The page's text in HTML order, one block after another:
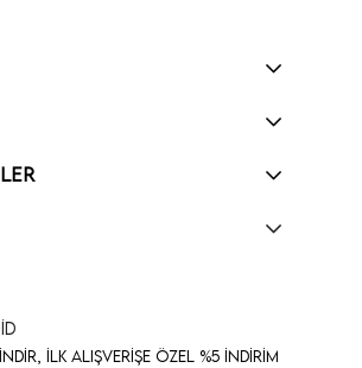
İlk Alışverişe Özel %5 İndirim